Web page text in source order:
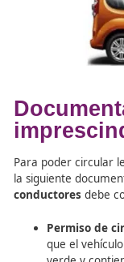
N1:
N2:
N3:
Categoría
Elformador vial
correctamente